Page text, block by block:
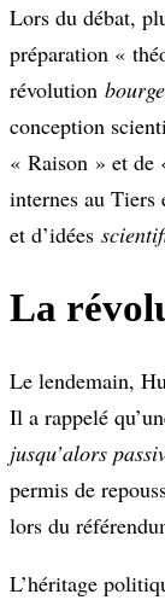
Lors du débat,
préparation «
révolution
conception
« Raison » et de
internes au Tiers
et d’idées
La
Le lendemain,
Il a rappelé
jusqu’alors
permis de
lors du
L’héritage